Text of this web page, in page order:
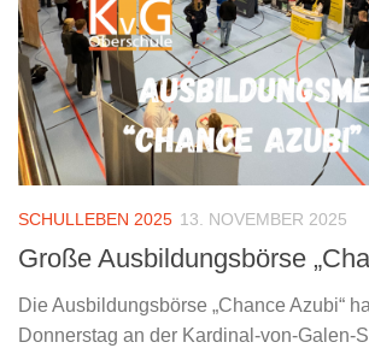
SCHULLEBEN 2025 13. NOVEMBER 2025
Große Ausbildungsbörse
Die Ausbildungsbörse „Chance Azubi“
Donnerstag an der Kardinal-von-Galen-